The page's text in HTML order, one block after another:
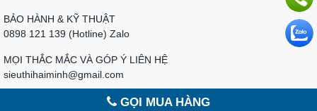
BẢO HÀNH & KỸ THUẬT
0898 121 139 (Hotline) Zalo
MỌI THẮC MẮC VÀ GÓP Ý LIÊN HỆ
sieuthihaiminh@gmail.com
GỌI MUA HÀNG